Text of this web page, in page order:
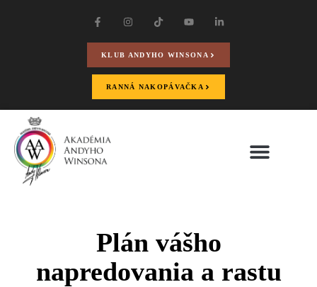
KLUB ANDYHO WINSONA
RANNÁ NAKOPÁVAČKA
Plán vášho
napredovania a rastu